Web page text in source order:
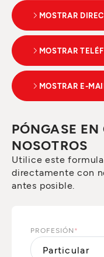
MOSTRAR
MOSTRAR
MOSTRAR E-
PÓNGASE
NOSOTROS
Utilice este
directamente con
antes posible.
PROFESIÓN *